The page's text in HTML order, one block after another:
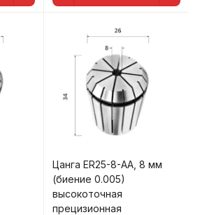
Цанга ER25-8-AA, 8 мм
(биение 0.005)
высокоточная
прецизионная